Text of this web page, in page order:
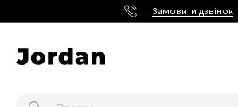
Замовити дзвінок